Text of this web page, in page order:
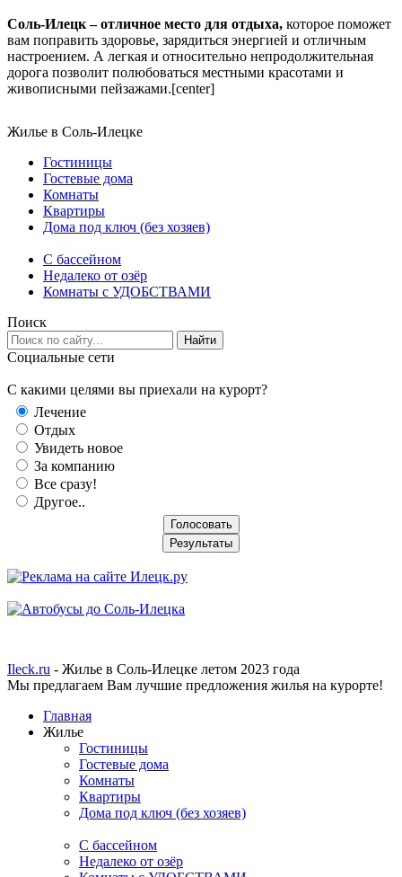
Соль-Илецк – отличное место для отдыха, которое поможет
вам поправить здоровье, зарядиться энергией и отличным
настроением. А легкая и относительно непродолжительная
дорога позволит полюбоваться местными красотами и
живописными пейзажами.[center]
Жилье в Соль-Илецке
Гостиницы
Гостевые дома
Комнаты
Квартиры
Дома под ключ (без хозяев)
C бассейном
Недалеко от озёр
Комнаты с УДОБСТВАМИ
Поиск
Найти
Социальные сети
С какими целями вы приехали на курорт?
Лечение
Отдых
Увидеть новое
За компанию
Все сразу!
Другое..
Ileck.ru - Жилье в Соль-Илецке летом 2023 года
Мы предлагаем Вам лучшие предложения жилья на курорте!
Главная
Жилье
Гостиницы
Гостевые дома
Комнаты
Квартиры
Дома под ключ (без хозяев)
C бассейном
Недалеко от озёр